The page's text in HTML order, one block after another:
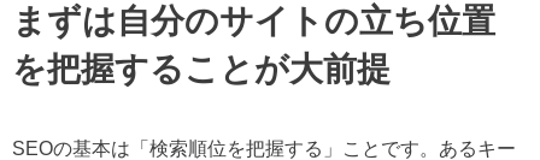
まずは自分のサイトの立ち位置
を把握することが大前提
SEOの基本は「検索順位を把握する」ことです。あるキー